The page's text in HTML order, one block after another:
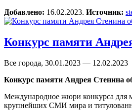
Добавлено: 16.02.2023. Источник:
Конкурс памяти
Все города, 30.01.2023 — 12.02.2023
Конкурс памяти Андрея Стенина
Международное жюри конкурса для
крупнейших СМИ мира и